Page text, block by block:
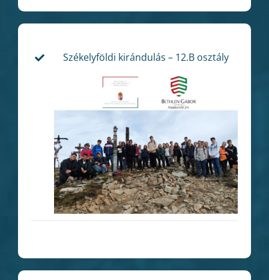
Székelyföldi kirándulás – 12.B osztály